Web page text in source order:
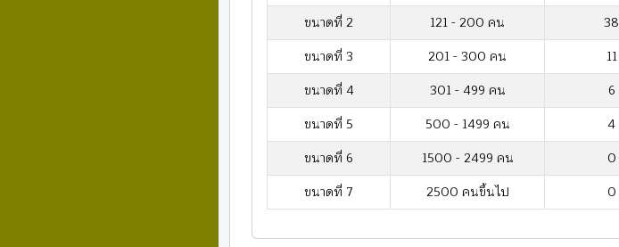
ขนาดที่ 2
121 - 200 คน
38
ขนาดที่ 3
201 - 300 คน
11
ขนาดที่ 4
301 - 499 คน
6
ขนาดที่ 5
500 - 1499 คน
4
ขนาดที่ 6
1500 - 2499 คน
0
ขนาดที่ 7
2500 คนขึ้นไป 0